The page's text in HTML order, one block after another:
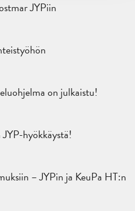
JYPiin
on julkaistu!
hyökkäystä!
– JYPin ja KeuPa HT:n